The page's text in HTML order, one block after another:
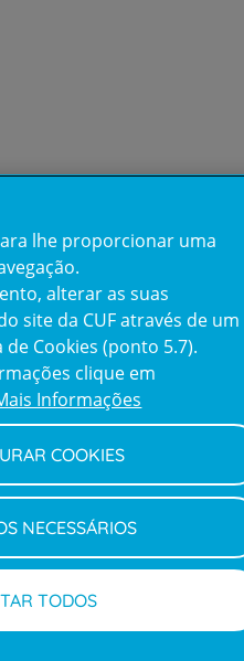
lhe proporcionar uma
alterar as suas
site da CUF através de um
Cookies (ponto 5.7).
clique em
Informações
COOKIES
NECESSÁRIOS
TODOS